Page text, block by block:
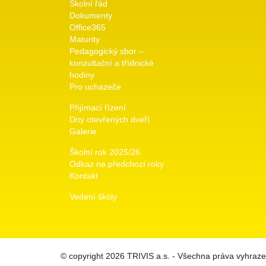
Školní řád
Dokumenty
Office365
Maturity
Pedagogický sbor –
konzultační a třídnické
hodiny
Pro uchazeče
Přijímací řízení
Dny otevřených dveří
Galerie
Školní rok 2025/26
Odkaz na předchozí roky
Kontakt
Vedení školy
© copyright 2026 TRIVIS a.s. - Všechna práva